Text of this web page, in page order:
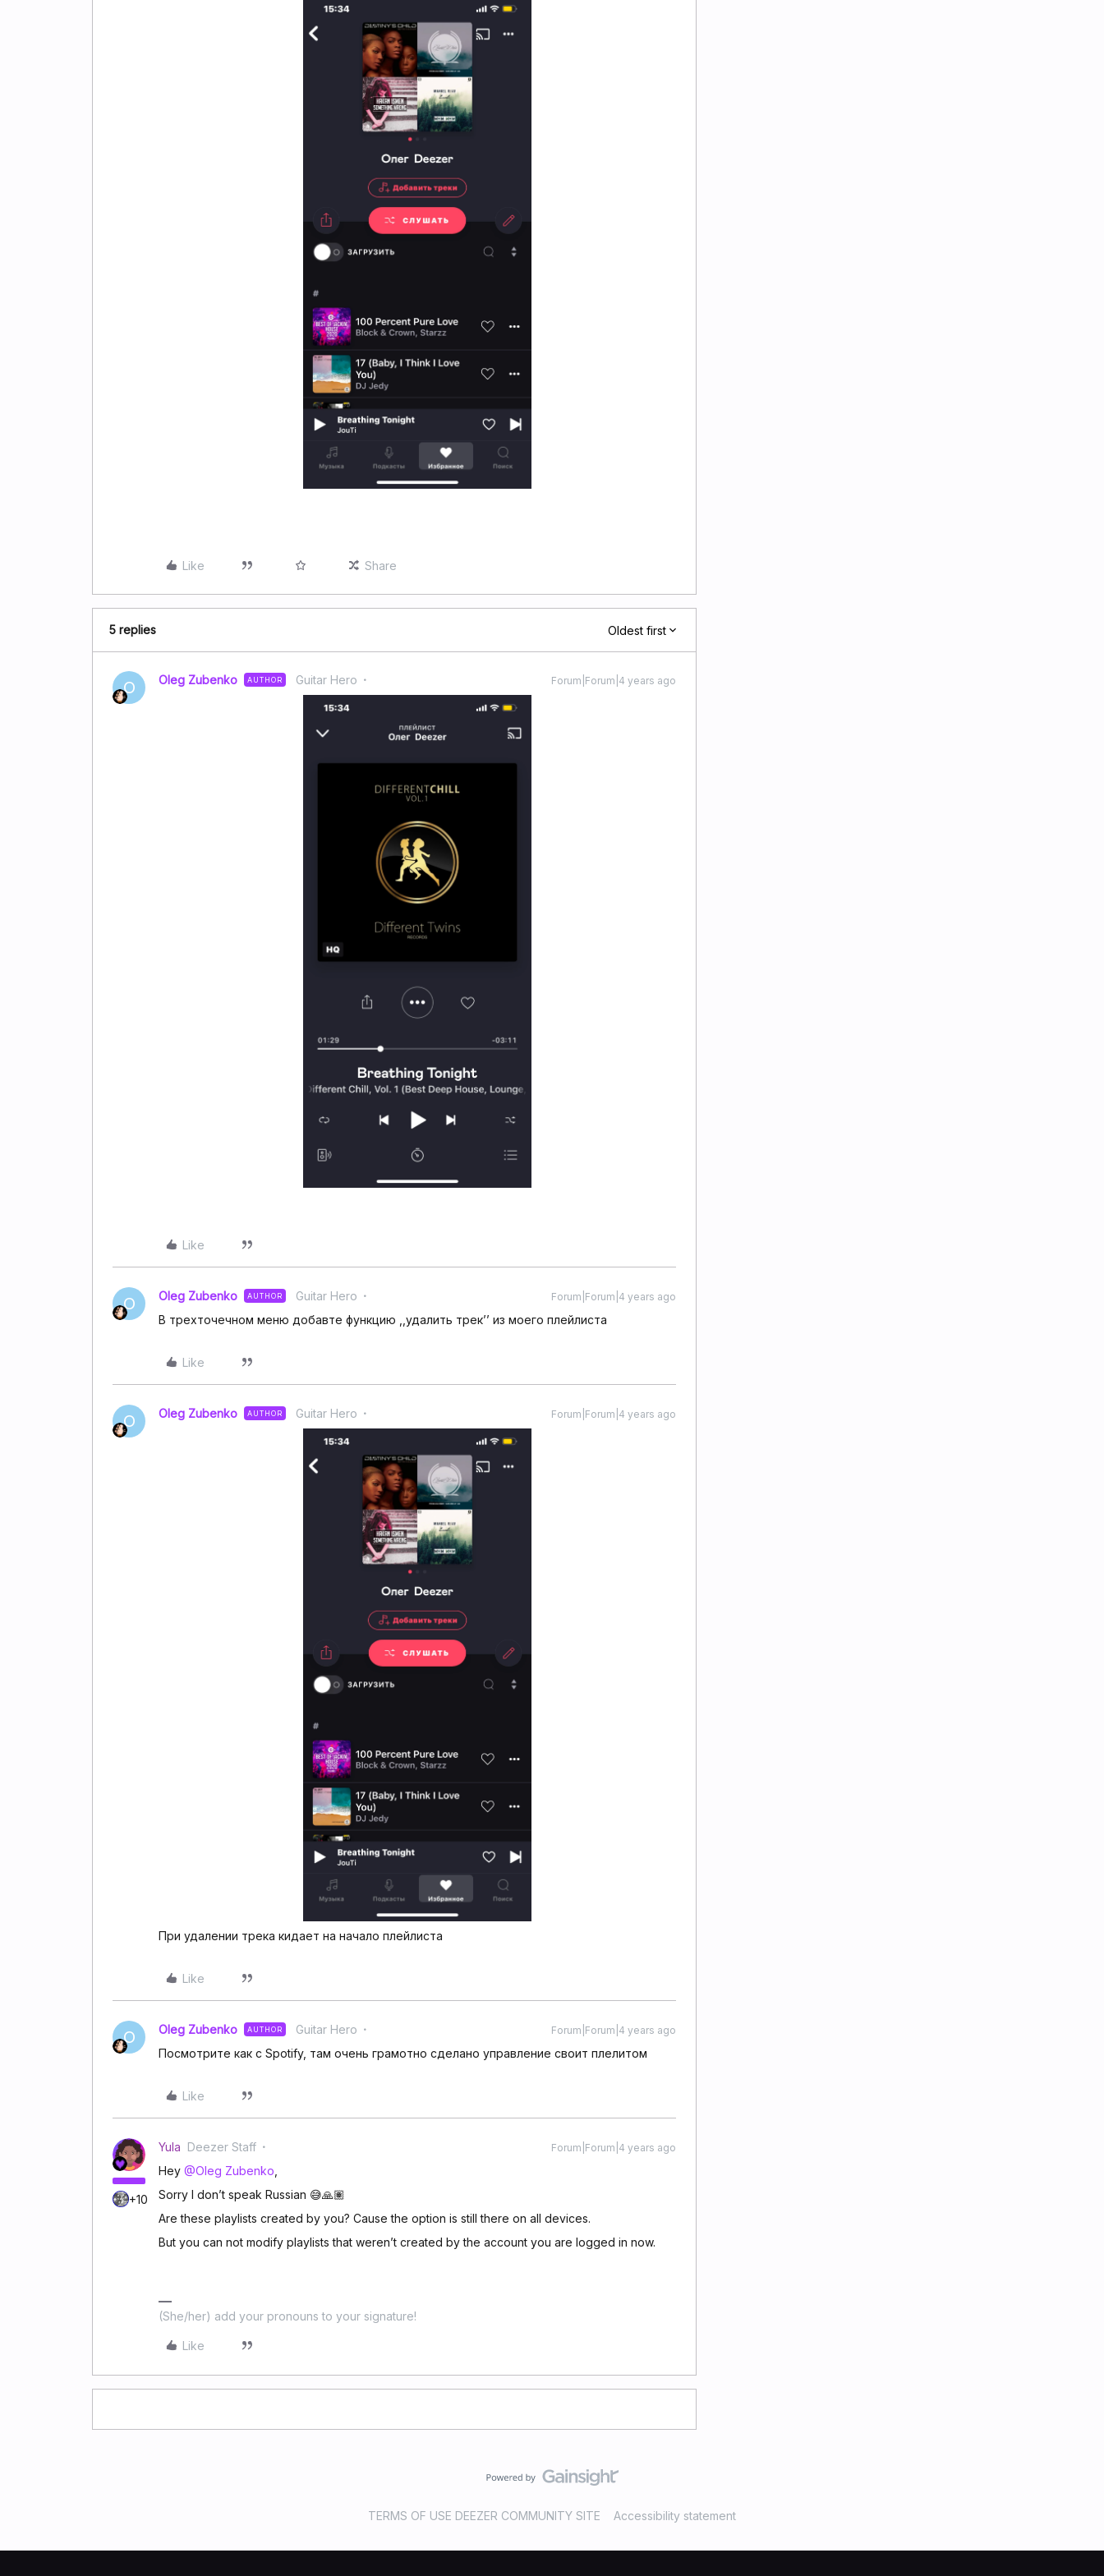
Like Share
5 replies Oldest first
O Oleg Zubenko AUTHOR Guitar Hero Forum|Forum|4 years ago
Like
O Oleg Zubenko AUTHOR Guitar Hero Forum|Forum|4 years ago
В трехточечном меню добавте функцию ,,удалить трек’’ из моего плейлиста
Like
O Oleg Zubenko AUTHOR Guitar Hero Forum|Forum|4 years ago
При удалении трека кидает на начало плейлиста
Like
O Oleg Zubenko AUTHOR Guitar Hero Forum|Forum|4 years ago
Посмотрите как с Spotify, там очень грамотно сделано управление своит плелитом
Like
+10
Yula Deezer Staff Forum|Forum|4 years ago
Hey @Oleg Zubenko
Sorry I don’t speak Russian 😅🙏🏽
Are these playlists created by you? Cause the option is still there on all devices.
But you can not modify playlists that weren’t created by the account you are logged in now.
(She/her) add your pronouns to your signature!
Like
TERMS OF USE DEEZER COMMUNITY SITE Accessibility statement